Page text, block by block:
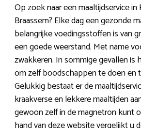
Op zoek naar een maaltijdservice in
Braassem? Elke dag een gezonde
belangrijke voedingsstoffen is van
een goede weerstand. Met name
zwakkeren. In sommige gevallen is
om zelf boodschappen te doen en
Gelukkig bestaat er de
kraakverse en lekkere maaltijden
gewoon zelf in de magnetron kunt